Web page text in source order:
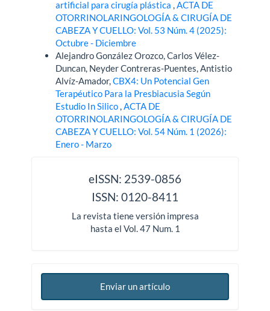
artificial para cirugía plástica,ACTA DE
OTORRINOLARINGOLOGÍA & CIRUGÍA DE
CABEZA Y CUELLO: Vol. 53 Núm. 4 (2025):
Octubre - Diciembre
Alejandro González Orozco, Carlos Vélez-
Duncan, Neyder Contreras-Puentes, Antistio
Alvíz-Amador,CBX4: Un Potencial Gen
Terapéutico Para la Presbiacusia Según
Estudio In Silico,ACTA DE
OTORRINOLARINGOLOGÍA & CIRUGÍA DE
CABEZA Y CUELLO: Vol. 54 Núm. 1 (2026):
Enero - Marzo
eISSN: 2539-0856
ISSN: 0120-8411
La revista tiene versión impresa
hasta el Vol. 47 Num. 1
Enviar un artículo